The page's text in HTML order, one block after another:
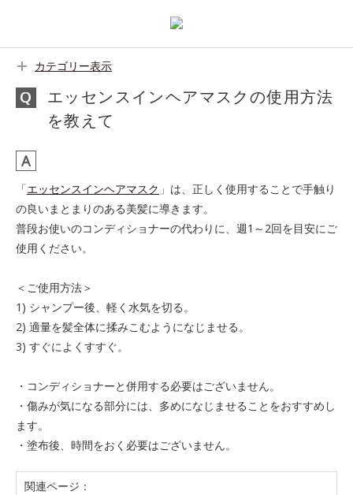
カテゴリー表示
エッセンスインヘアマスクの使用方法
を教えて
「エッセンスインヘアマスク 」は、正しく使用することで手触り
の良いまとまりのある美髪に導きます。
普段お使いのコンディショナーの代わりに、週1～2回を目安にご
使用ください。
＜ご使用方法＞
1) シャンプー後、軽く水気を切る。
2) 適量を髪全体に揉みこむようになじませる。
3) すぐによくすすぐ。
・コンディショナーと併用する必要はございません。
・傷みが気になる部分には、多めになじませることをおすすめし
ます。
・塗布後、時間をおく必要はございません。
関連ページ：